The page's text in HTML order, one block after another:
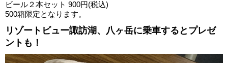
ビール２本セット 900円(税込)
500箱限定となります。
リゾートビュー諏訪湖、八ヶ岳に乗車するとプレゼ
ントも！